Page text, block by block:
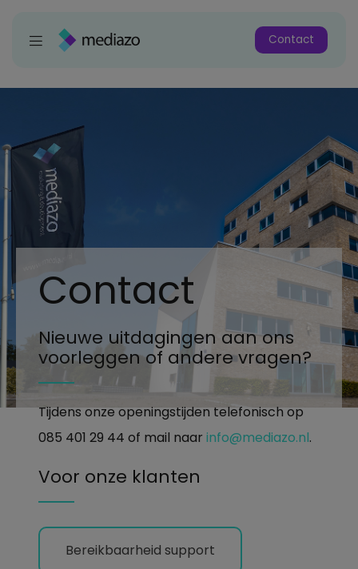
Contact
Contact
Nieuwe uitdagingen aan ons
voorleggen of andere vragen?
Tijdens onze openingstijden telefonisch op
085 401 29 44 of mail naar info@mediazo.nl.
Voor onze klanten
Bereikbaarheid support